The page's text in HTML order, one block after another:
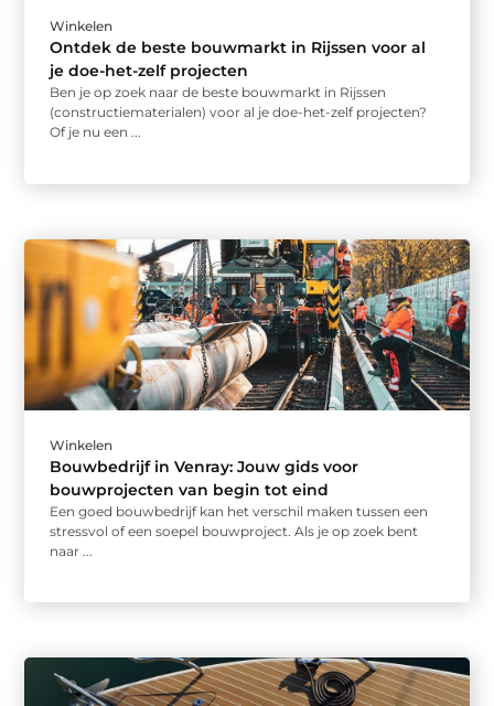
Winkelen
Ontdek de beste bouwmarkt in Rijssen voor al
je doe-het-zelf projecten
Ben je op zoek naar de beste bouwmarkt in Rijssen
(constructiematerialen) voor al je doe-het-zelf projecten?
Of je nu een ...
Winkelen
Bouwbedrijf in Venray: Jouw gids voor
bouwprojecten van begin tot eind
Een goed bouwbedrijf kan het verschil maken tussen een
stressvol of een soepel bouwproject. Als je op zoek bent
naar ...